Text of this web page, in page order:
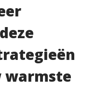
warmste